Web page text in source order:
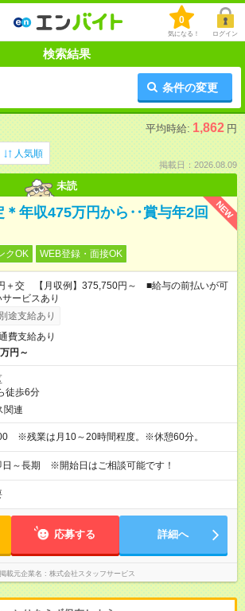
0
気になる！ ログイン
検索結果
条件の変更
平均時給: 1,862 円
人気順
掲載日：2026.08.09
未読
NEW
＊年収475万円から‥賞与年2回
クOK WEB登録・面接OK
＋交 【月収例】375,750円～ ■給与の前払いが可
ービスあり
途支給あり
費支給あり
円～
徒歩6分
関連
※残業は月10～20時間程度。※休憩60分。
日～長期 ※開始日はご相談可能です！
応募する 詳細へ
掲載元企業名 株式会社スタッフサービス